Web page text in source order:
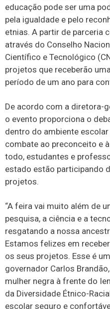
educação pode ser uma
pela igualdade e pelo
etnias. A partir de parceria
através do Conselho
Científico e Tecnológico
projetos que receberão
período de um ano para
De acordo com a diretora-
o evento proporciona o
dentro do ambiente
combate ao preconceito e
todo, estudantes e
estado estão participando
projetos.
“A feira vai muito além de
pesquisa, a ciência e a
resgatando a nossa
Estamos felizes em
os seus projetos. Esse é
governador Carlos
mulher negra à frente do
da Diversidade Étnico-
escolar seguro e